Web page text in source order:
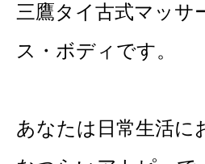
三鷹タイ古式マッ
ス・ボディです。
あなたは日常生活に